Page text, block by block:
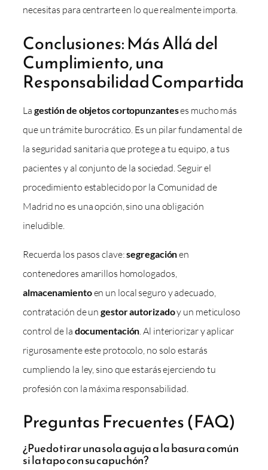
necesitas para centrarte en lo que realmente importa.
Conclusiones: Más Allá del
Cumplimiento, una
Responsabilidad Compartida
La gestión de objetos cortopunzanteses mucho más
que un trámite burocrático. Es un pilar fundamental de
la seguridad sanitaria que protege a tu equipo, a tus
pacientes y al conjunto de la sociedad. Seguir el
procedimiento establecido por la Comunidad de
Madrid no es una opción, sino una obligación
ineludible.
Recuerda los pasos clave:segregaciónen
contenedores amarillos homologados,
almacenamientoen un local seguro y adecuado,
contratación de ungestor autorizadoy un meticuloso
control de la documentación . Al interiorizar y aplicar
rigurosamente este protocolo, no solo estarás
cumpliendo la ley, sino que estarás ejerciendo tu
profesión con la máxima responsabilidad.
Preguntas Frecuentes (FAQ)
¿Puedo tirar una sola aguja a la basura común
si la tapo con su capuchón?